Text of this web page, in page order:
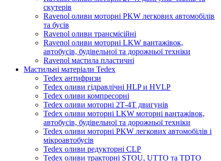
скутерів
Ravenol оливи моторні PKW легкових автомобілів
та бусів
Ravenol оливи трансмісійні
Ravenol оливи моторні LKW вантажівок,
автобусів, будівельної та дорожньої техніки
Ravenol мастила пластичні
Мастильні матеріали Tedex
Tedex антифризи
Tedex оливи гідравлічні HLP и HVLP
Tedex оливи компресорні
Tedex оливи моторні 2Т-4Т двигунів
Tedex оливи моторні LKW моторні вантажівок,
автобусів, будівельної та дорожньої техніки
Tedex оливи моторні PKW легкових автомобілів і
мікроавтобусів
Tedex оливи редукторні CLP
Tedex оливи тракторні STOU, UTTO та TDTO